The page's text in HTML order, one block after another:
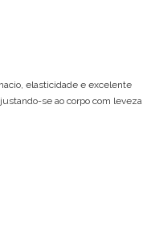
elasticidade e excelente
se ao corpo com leveza